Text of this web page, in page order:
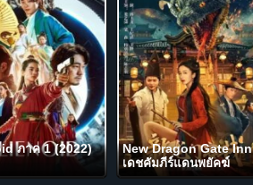
ภาค 1 (2022)
New Dragon Gate Inn
เดชคัมภีร์แดนพยัคฆ์
(2024)